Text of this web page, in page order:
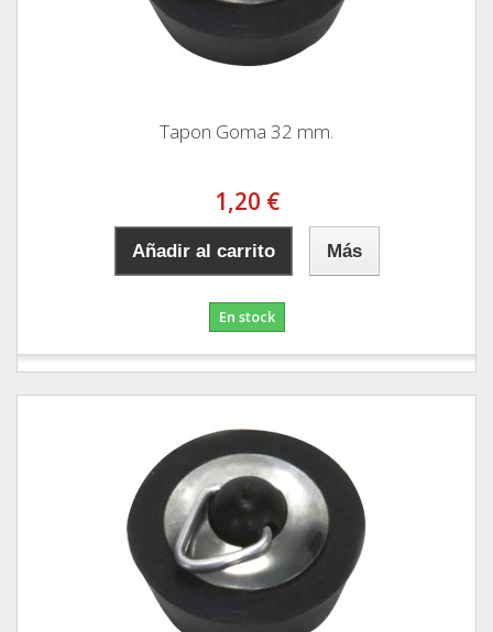
Tapon Goma 32 mm.
1,20 €
Añadir al carrito Más
En stock